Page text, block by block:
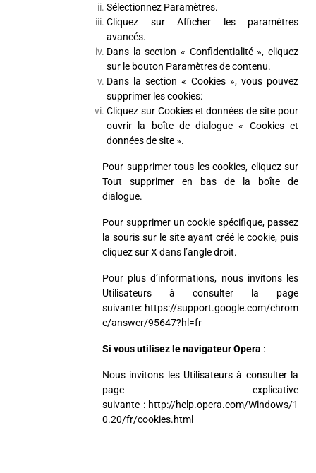
Sélectionnez Paramètres.
Cliquez sur Afficher les paramètres
avancés.
Dans la section « Confidentialité », cliquez
sur le bouton Paramètres de contenu.
Dans la section « Cookies », vous pouvez
supprimer les cookies:
Cliquez sur Cookies et données de site pour
ouvrir la boîte de dialogue « Cookies et
données de site ».
Pour supprimer tous les cookies, cliquez sur
Tout supprimer en bas de la boîte de
dialogue.
Pour supprimer un cookie spécifique, passez
la souris sur le site ayant créé le cookie, puis
cliquez sur X dans l’angle droit.
Pour plus d’informations, nous invitons les
Utilisateurs à consulter la page
suivante: https://support.google.com/chrom
e/answer/95647?hl=fr
Si vous utilisez le navigateur Opera :
Nous invitons les Utilisateurs à consulter la
page explicative
suivante : http://help.opera.com/Windows/1
0.20/fr/cookies.html